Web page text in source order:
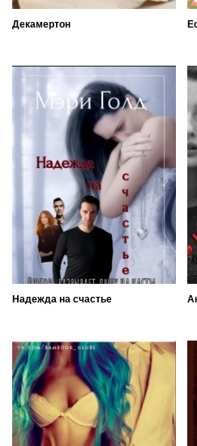
Декамертон
Надежда на счастье